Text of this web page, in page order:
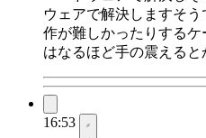
ウェアで解決しますそ
作が難しかったりする
はなるほど手の震えると
16:53